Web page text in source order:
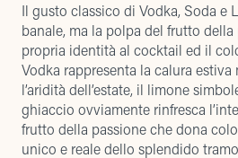
Il gusto classico di Vodka, Soda e
banale, ma la polpa del frutto della
propria identità al cocktail ed il
Vodka rappresenta la calura estiva
l’aridità dell’estate, il limone
ghiaccio ovviamente rinfresca
frutto della passione che dona
unico e reale dello splendido